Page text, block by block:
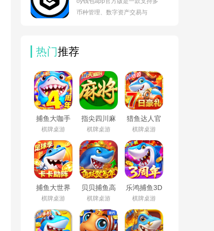
币种管理、数字资产交易与
热门推荐
捕鱼大咖手
游下载安装
正版v155
棋牌桌游
指尖四川麻
将福利回馈
最新版本
v7.20.861
棋牌桌游
猎鱼达人官
网指定安卓
版本
v3.9.2.1
棋牌桌游
捕鱼大世界
波克正版
v6.02.10
棋牌桌游
贝贝捕鱼高
爆版官方正
式版下载
v1.0.20049
棋牌桌游
乐鸿捕鱼3D
版app下载
最新版本
v1.7.30
棋牌桌游